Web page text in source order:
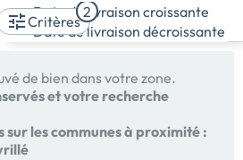
Critères
2
Date de livraison croissante
Date de livraison décroissante
de bien dans votre zone.
et votre recherche
sur les communes à proximité :